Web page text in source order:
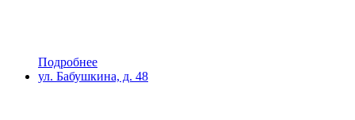
Подробнее
ул. Бабушкина, д. 48